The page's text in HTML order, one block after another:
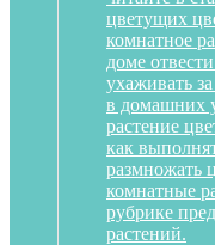
цветущих
комнатное
доме
ухаживать
в домашних
растение
как
размножать
комнатные
рубрике
растений.